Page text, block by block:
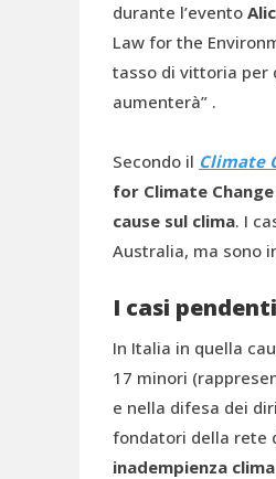
durante l’evento
Law for the
tasso di vittoria per
aumenterà” .
Secondo il Climate
for Climate
cause sul clima. I
Australia, ma sono
I casi
In Italia in quella
17 minori
e nella difesa dei
fondatori della rete
inadempienza